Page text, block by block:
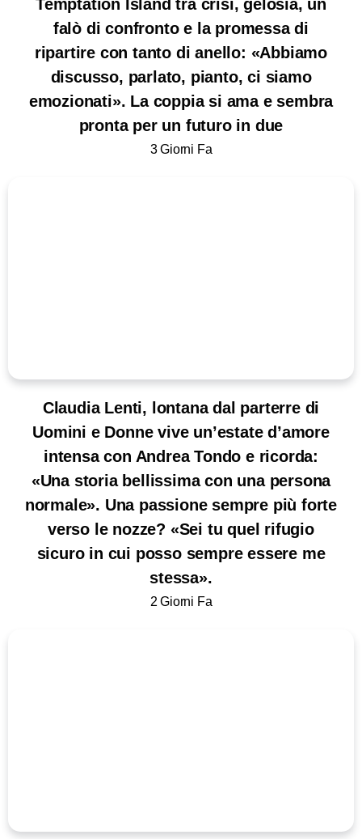
Temptation Island tra crisi, gelosia, un
falò di confronto e la promessa di
ripartire con tanto di anello: «Abbiamo
discusso, parlato, pianto, ci siamo
emozionati». La coppia si ama e sembra
pronta per un futuro in due
3 Giorni Fa
Claudia Lenti, lontana dal parterre di
Uomini e Donne vive un’estate d’amore
intensa con Andrea Tondo e ricorda:
«Una storia bellissima con una persona
normale». Una passione sempre più forte
verso le nozze? «Sei tu quel rifugio
sicuro in cui posso sempre essere me
stessa».
2 Giorni Fa